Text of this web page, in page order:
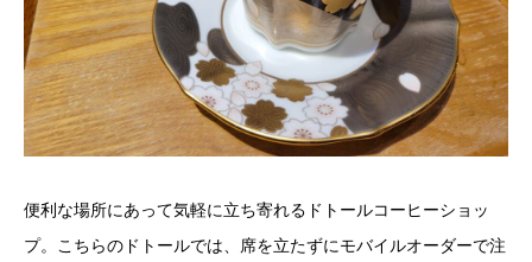
便利な場所にあって気軽に立ち寄れるドトールコーヒーショッ
プ。こちらのドトールでは、席を立たずにモバイルオーダーで注